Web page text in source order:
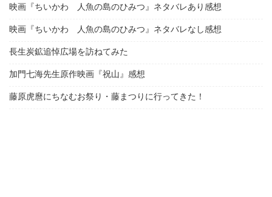
映画『ちいかわ 人魚の島のひみつ』ネタバレあり感想
映画『ちいかわ 人魚の島のひみつ』ネタバレなし感想
長生炭鉱追悼広場を訪ねてみた
加門七海先生原作映画『祝山』感想
藤原虎麿にちなむお祭り・藤まつりに行ってきた！